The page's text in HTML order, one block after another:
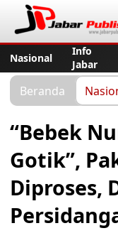
Nasional
Info
Jabar
Beranda
“Bebek
Gotik”,
Diproses,